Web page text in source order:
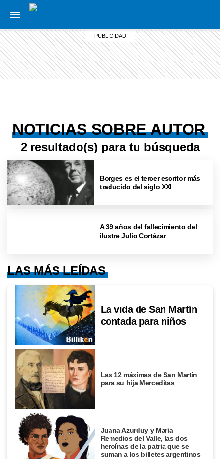
NOTICIAS SOBRE AUTOR
2 resultado(s) para tu búsqueda
Borges es el tercer escritor más
traducido del siglo XXI
A 39 años del fallecimiento del
ilustre Julio Cortázar
LAS MÁS LEÍDAS
La vida de San Martín
contada para niños
Las 12 máximas de San Martín
para su hija Merceditas
Juana Azurduy y María
Remedios del Valle, las dos
heroínas de la patria que se
suman a los billetes argentinos